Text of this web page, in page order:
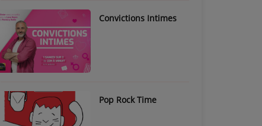
Convictions Intimes
Pop Rock Time